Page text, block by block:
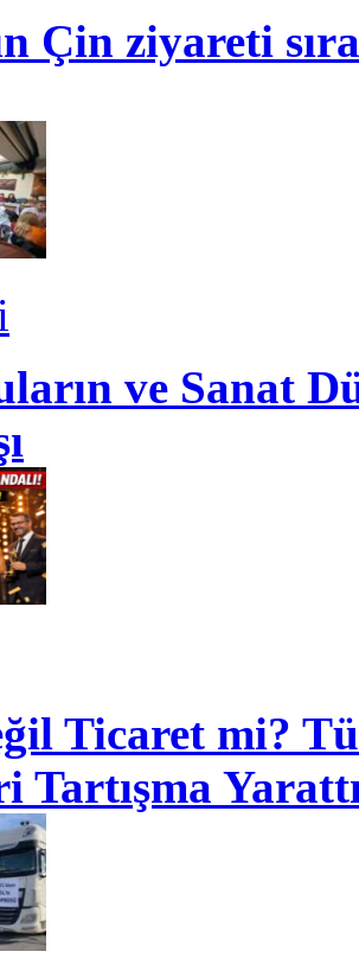
Çin ziyareti
ve Sanat
Ticaret mi?
Tartışma